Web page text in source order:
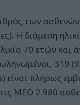
των ασθενών
Η διάμεση
70 ετών
319
είναι πλήρως
ΜΕΘ 2.980